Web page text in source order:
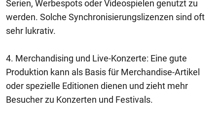
Serien, Werbespots oder Videospielen genutzt zu
werden. Solche Synchronisierungslizenzen sind oft
sehr lukrativ.
4. Merchandising und Live-Konzerte: Eine gute
Produktion kann als Basis für Merchandise-Artikel
oder spezielle Editionen dienen und zieht mehr
Besucher zu Konzerten und Festivals.